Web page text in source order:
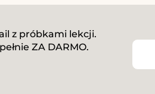
z próbkami lekcji.
ZA DARMO.